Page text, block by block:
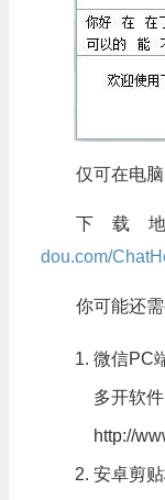
仅可在电
下载
dou.com/
你可能还
微信PC
多开软件
http://
安卓剪